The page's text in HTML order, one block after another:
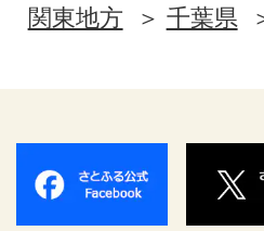
関東地方
千葉県